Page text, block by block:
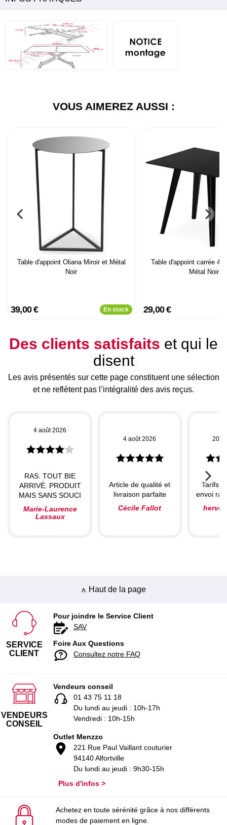
VOUS AIMEREZ AUSSI :
Table d'appoint Oliana Miroir et Métal
Noir
39,00 € En stock
Table d'appoint carrée
Métal Noir
29,00 €
Des clients satisfaits et qui le
disent
Les avis présentés sur cette page constituent une sélection
et ne reflètent pas l’intégralité des avis reçus.
4 août 2026
RAS. TOUT BIE
ARRIVÉ. PRODUIT
MAIS SANS SOUCI
Marie-Laurence
Lassaux
4 août 2026
Article de qualité et
livraison parfaite
Cécile Fallot
20
Tarifs
envoi
herve
Haut de la page
SERVICE
CLIENT
Pour joindre le Service Client
SAV
Foire Aux Questions
Consultez notre FAQ
VENDEURS
CONSEIL
Vendeurs conseil
01 43 75 11 18
Du lundi au jeudi : 10h-17h
Vendredi : 10h-15h
Outlet Menzzo
221 Rue Paul Vaillant couturier
94140 Alfortville
Du lundi au jeudi : 9h30-15h
Plus d'infos >
Achetez en toute sérénité grâce à nos différents
modes de paiement en ligne.